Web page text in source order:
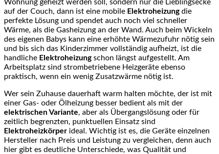
Wohnung geheizt werden soll, sondern nur die Lieblingsecke
auf der Couch, dann ist eine mobile Elektroheizungdie
perfekte Lösung und spendet auch noch viel schneller
Wärme, als die Gasheizung an der Wand. Auch beim Wickeln
des eigenen Babys kann eine erhöhte Wärmezufuhr nötig sein
und bis sich das Kinderzimmer vollständig aufheizt, ist die
handliche Elektroheizungschon längst aufgestellt. Am
Arbeitsplatz sind strombetriebene Heizgeräte ebenso
praktisch, wenn ein wenig Zusatzwärme nötig ist.
Wer sein Zuhause dauerhaft warm halten möchte, der ist mit
einer Gas- oder Ölheizung besser bedient als mit der
elektrischen Variante, aber als Übergangslösung oder für
zeitlich begrenzten, punktuellen Einsatz sind
Elektroheizkörper ideal. Wichtig ist es, die Geräte einzelnen
Hersteller nach Preis und Leistung zu vergleichen, denn auch
hier gibt es deutliche Unterschiede, was Qualität und